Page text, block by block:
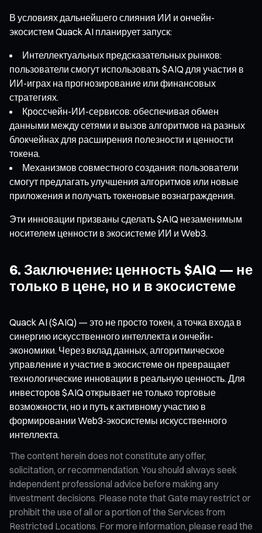
В условиях дальнейшего слияния ИИ и ончейн-
экосистем Quack AI планирует запуск:
Интеллектуальных предсказательных рынков:
пользователи смогут использовать $AIQ для участия в
ИИ-играх на прогнозирование или финансовых
стратегиях.
Кроссчейн-ИИ-сервисов: обеспечивая обмен
данными между сетями и вызов алгоритмов на разных
блокчейнах для расширения полезности и ценности
токена.
Механизмов совместного создания: пользователи
смогут предлагать улучшения алгоритмов или новые
приложения и получать токеновые вознаграждения.
Эти инновации призваны сделать $AIQ незаменимым
носителем ценности в экосистеме ИИ и Web3.
6. Заключение: ценность $AIQ — не
только в цене, но и в экосистеме
Quack AI ($AIQ) — это не просто токен, а точка входа в
синергию искусственного интеллекта и ончейн-
экономики. Через вклад данных, алгоритмическое
управление и участие в экосистеме он превращает
технологические инновации в реальную ценность. Для
инвесторов $AIQ открывает не только торговые
возможности, но и путь к активному участию в
формировании Web3-экосистемы искусственного
интеллекта.
The content herein does not constitute any offer,
solicitation, or recommendation. You should always seek
independent professional advice before making any
investment decisions. Please note that Gate may restrict or
prohibit the use of all or a portion of the Services from
Restricted Locations. For more information, please read the